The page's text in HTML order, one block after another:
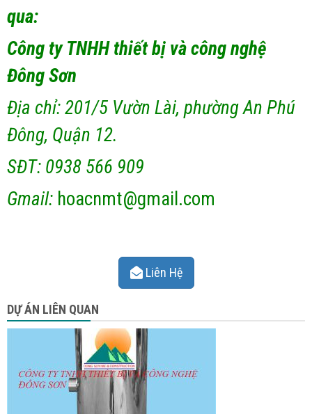
qua:
Công ty TNHH thiết bị và công nghệ
Đông Sơn
Địa chỉ: 201/5 Vườn Lài, phường An Phú
Đông, Quận 12.
SĐT: 0938 566 909
Gmail: hoacnmt@gmail.com
Liên Hệ
DỰ ÁN LIÊN QUAN